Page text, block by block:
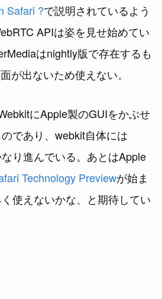
Safari ?で説明されているよう
APIは姿を見せ始めてい
はnightly版で存在するも
が出ないため使えない。
にApple製のGUIをかぶせ
であり、webkit自体には
り進んでいる。あとはApple
Technology Previewが始ま
使えないかな、と期待してい